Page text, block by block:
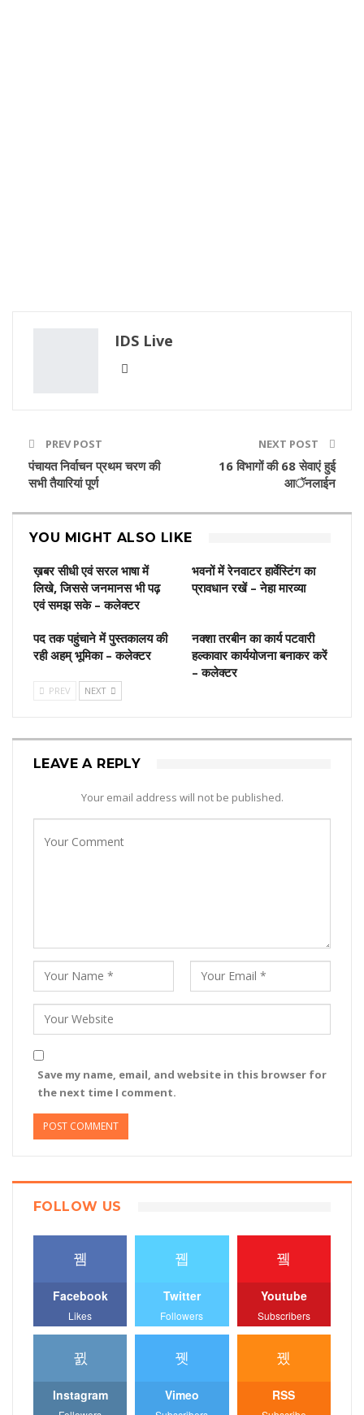
IDS Live
PREV POST
पंचायत निर्वाचन प्रथम चरण की
सभी तैयारियां पूर्ण
NEXT POST
16 विभागों की 68 सेवाएं हुई
आॅनलाईन
YOU MIGHT ALSO LIKE
ख़बर सीधी एवं सरल भाषा में
लिखे, जिससे जनमानस भी पढ़
एवं समझ सके – कलेक्टर
भवनों में रेनवाटर हार्वेस्टिंग का
प्रावधान रखें – नेहा मारव्या
पद तक पहुंचाने में पुस्‍तकालय की
रही अहम् भूमिका – कलेक्‍टर
नक्शा तरबीन का कार्य पटवारी
हल्कावार कार्ययोजना बनाकर करें
– कलेक्टर
PREV NEXT
LEAVE A REPLY
Your email address will not be published.
Save my name, email, and website in this browser for
the next time I comment.
FOLLOW US
Facebook
Likes
Twitter
Followers
Youtube
Subscribers
Instagram Vimeo RSS